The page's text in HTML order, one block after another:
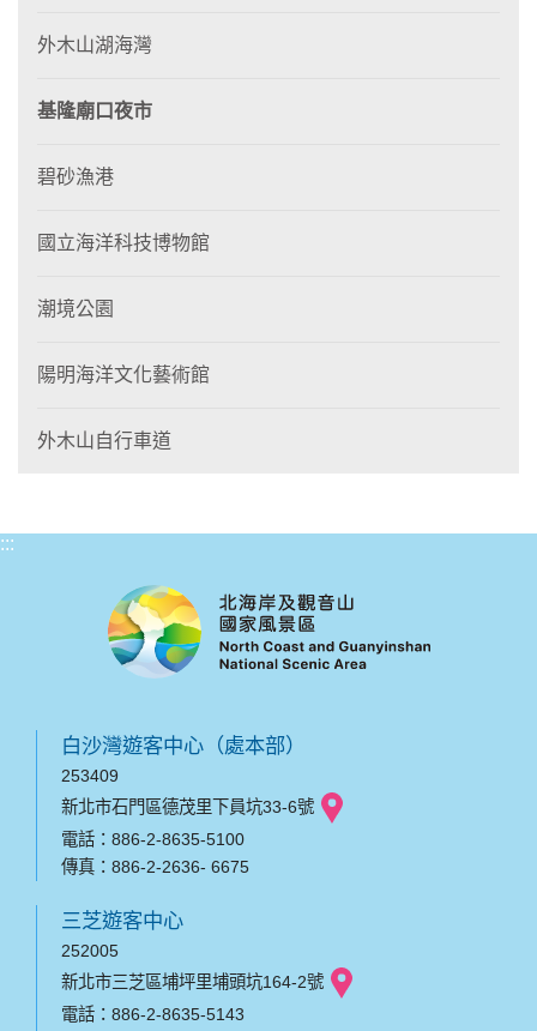
外木山湖海灣
基隆廟口夜市
碧砂漁港
國立海洋科技博物館
潮境公園
陽明海洋文化藝術館
外木山自行車道
:::
白沙灣遊客中心（處本部）
253409
新北市石門區德茂里下員坑33-6號
電話：886-2-8635-5100
傳真：886-2-2636- 6675
三芝遊客中心
252005
新北市三芝區埔坪里埔頭坑164-2號
電話：886-2-8635-5143